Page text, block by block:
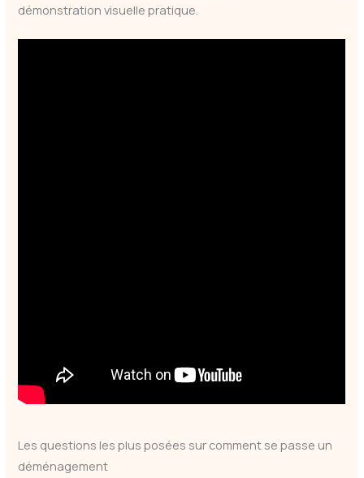
démonstration visuelle pratique.
Les questions les plus posées sur comment se passe un
déménagement